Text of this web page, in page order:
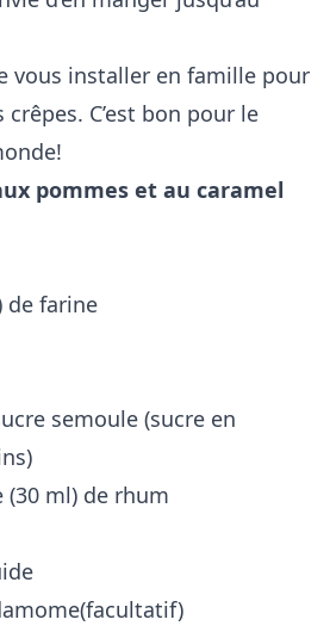
vous installer en famille pour
C’est bon pour le
pommes et au caramel
de farine
semoule (sucre en
(30 ml) de rhum